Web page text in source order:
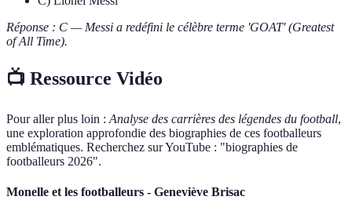
Réponse : C — Messi a redéfini le célèbre terme 'GOAT' (Greatest
of All Time).
📺 Ressource Vidéo
Pour aller plus loin : Analyse des carrières des légendes du football,
une exploration approfondie des biographies de ces footballeurs
emblématiques. Recherchez sur YouTube : "biographies de
footballeurs 2026".
Monelle et les footballeurs - Geneviève Brisac